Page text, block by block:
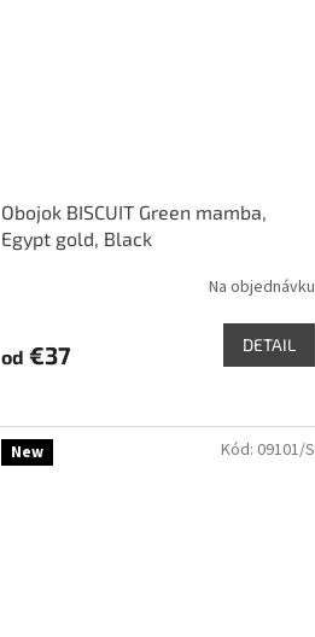
Obojok BISCUIT Green mamba,
Egypt gold, Black
Na objednávku
od €37 DETAIL
New Kód: 09101/S